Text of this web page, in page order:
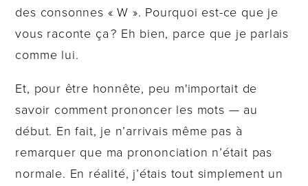
des consonnes « W ». Pourquoi est-ce que je
vous raconte ça ? Eh bien, parce que je parlais
comme lui.
Et, pour être honnête, peu m'importait de
savoir comment prononcer les mots — au
début. En fait, je n’arrivais même pas à
remarquer que ma prononciation n’était pas
normale. En réalité, j’étais tout simplement un